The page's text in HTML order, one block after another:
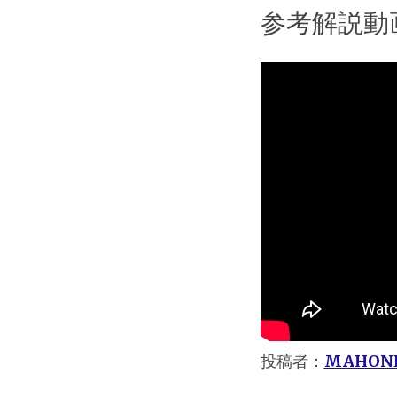
参考解説動
投稿者：